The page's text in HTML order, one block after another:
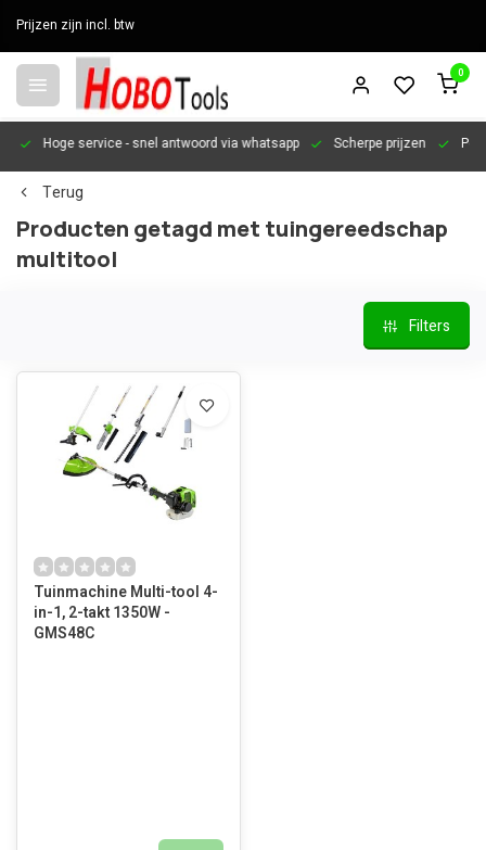
Prijzen zijn incl. btw
0
Hoge service- snel antwoord via whatsapp Scherpe prijzen
Terug
Producten getagd met tuingereedschap
multitool
Filters
Tuinmachine Multi-tool 4-
in-1, 2-takt 1350W -
GMS48C